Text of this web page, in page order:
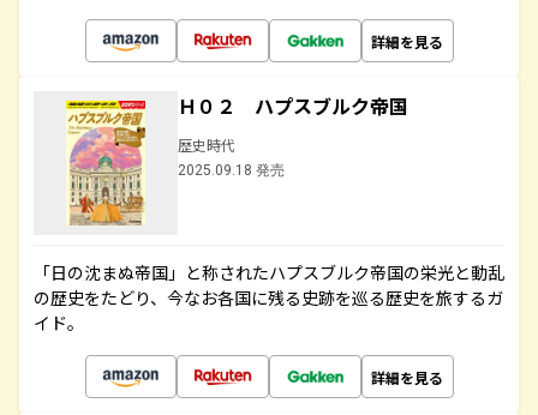
詳細を見る
Ｈ０２ ハプスブルク帝国
歴史時代
2025.09.18 発売
「日の沈まぬ帝国」と称されたハプスブルク帝国の栄光と動乱
の歴史をたどり、今なお各国に残る史跡を巡る歴史を旅するガ
イド。
詳細を見る